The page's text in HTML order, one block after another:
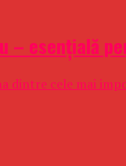
– esențială
dintre cele mai